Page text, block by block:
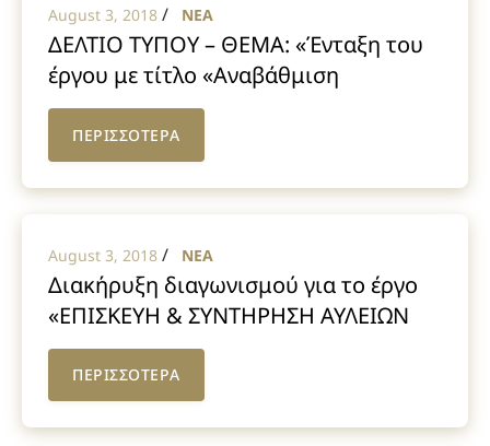
August 3, 2018 / NEA
ΔΕΛΤΙΟ ΤΥΠΟΥ – ΘΕΜΑ: «Ένταξη του
έργου με τίτλο «Αναβάθμιση
υποδομών ύδρευσης σε τμήματα των
Δ.Ε. Σχηματαρίου και Οινοφύτων»
στο Πρόγραμμα «ΦΙΛΟΔΗΜΟΣ Ι»»
ΠΕΡΙΣΣΟΤΕΡΑ
August 3, 2018 / NEA
Διακήρυξη διαγωνισμού για το έργο
«ΕΠΙΣΚΕΥΗ & ΣΥΝΤΗΡΗΣΗ ΑΥΛΕΙΩΝ
ΧΩΡΩΝ ΣΧΟΛΕΙΩΝ ΔΗΜΟΥ ΤΑΝΑΓΡΑΣ»
ΠΕΡΙΣΣΟΤΕΡΑ